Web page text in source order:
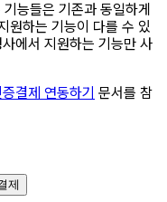
능들은 기존과 동일하게
원하는 기능이 다를 수 있
에서 지원하는 기능만 사
결제 연동하기 문서를 참
제